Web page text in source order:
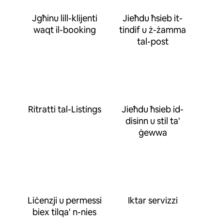
Jgħinu lill-klijenti
waqt il-booking
Jieħdu ħsieb it-
tindif u ż-żamma
tal-post
Ritratti tal-Listings
Jieħdu ħsieb id-
disinn u stil ta'
ġewwa
Liċenzji u permessi
biex tilqa' n-nies
Iktar servizzi